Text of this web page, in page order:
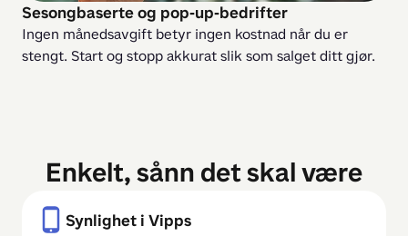
Sesongbaserte og pop‑up‑bedrifter
Ingen månedsavgift betyr ingen kostnad når du er
stengt. Start og stopp akkurat slik som salget ditt gjør.
Enkelt, sånn det skal være
Synlighet i Vipps